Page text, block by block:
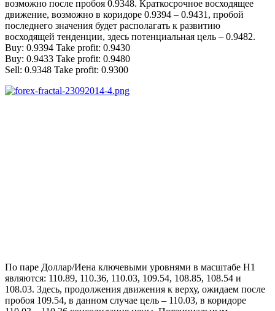
возможно после пробоя 0.9348. Краткосрочное восходящее
движение, возможно в коридоре 0.9394 – 0.9431, пробой
последнего значения будет располагать к развитию
восходящей тенденции, здесь потенциальная цель – 0.9482.
Buy: 0.9394 Take profit: 0.9430
Buy: 0.9433 Take profit: 0.9480
Sell: 0.9348 Take profit: 0.9300
По паре Доллар/Иена ключевыми уровнями в масштабе Н1
являются: 110.89, 110.36, 110.03, 109.54, 108.85, 108.54 и
108.03. Здесь, продолжения движения к верху, ожидаем после
пробоя 109.54, в данном случае цель – 110.03, в коридоре